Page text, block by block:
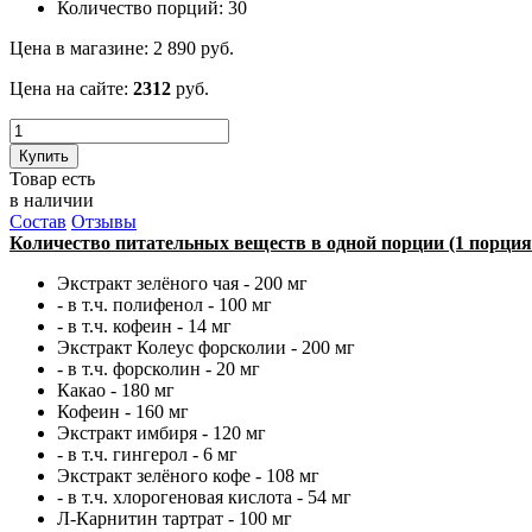
Количество порций: 30
Цена в магазине: 2 890 руб.
Цена на сайте: 2312 руб.
Купить
Товар есть
в наличии
Состав Отзывы
Количество питательных веществ в одной порции (1
Экстракт зелёного чая - 200 мг
- в т.ч. полифенол - 100 мг
- в т.ч. кофеин - 14 мг
Экстракт Колеус форсколии - 200 мг
- в т.ч. форсколин - 20 мг
Какао - 180 мг
Кофеин - 160 мг
Экстракт имбиря - 120 мг
- в т.ч. гингерол - 6 мг
Экстракт зелёного кофе - 108 мг
- в т.ч. хлорогеновая кислота - 54 мг
Л-Карнитин тартрат - 100 мг